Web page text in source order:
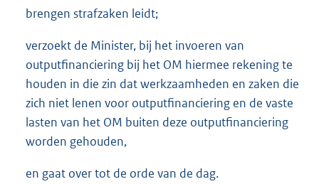
brengen strafzaken leidt;
verzoekt de Minister, bij het invoeren van
outputfinanciering bij het OM hiermee rekening te
houden in die zin dat werkzaamheden en zaken die
zich niet lenen voor outputfinanciering en de vaste
lasten van het OM buiten deze outputfinanciering
worden gehouden,
en gaat over tot de orde van de dag.